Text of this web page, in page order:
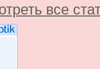
все